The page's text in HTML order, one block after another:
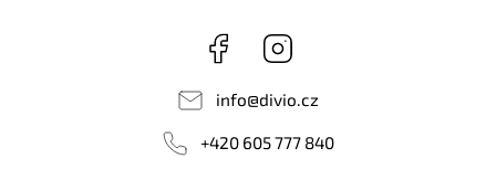
Facebook
info@divio.cz
+420 605 777 840